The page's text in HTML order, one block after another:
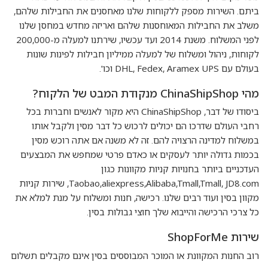
ביתם. השירות מספק ללקוחות שלנו מאחסנים את החבילות שלהם,
משלב את החבילות המאוחסנות שלהם ואריזה מחדש במחסן שלנו
לפני המשלוח. משנת 2014 ועד עכשיו, שירתנו למעלה מ-200,000
לקוחות, ניהול ומשלוח של למעלה ממיליון חבילות לפינות שונות
בעולם עם DHL, Fedex, Aramex UPS וכו'.
מהי ChinaShipShop מנקודת המבט של הלקוח?
ביסודו של דבר, ChinaShipShop היא מקור לאנשים וחברות בכל
רחבי העולם שדרכו הם יכולים לרכוש כל דבר מסין ולקבל אותו
במשלוח למדינה הרצויה להם. זה לא משנה אם אתה רוכש מסין
בכמות גדולה יותר לעסקים או כאדם פרטי שמחפש את המבצעים
העדכניים ביותר בחנויות קניות מקוונות כגון
Taobao,aliexpress,Alibaba,Tmall,Tmall, JD8.com, שירות קניות
מקוון בסין ועוד רבים שלנו. רכישה, חנות ומשלוח על מנת למלא את
כל צרכי הרכישה והייבוא שלך חוצי גבולות בסין.
שירות ShopForMe
רוב החנות המקוונת או המוכר המבוססים בסין אינם מקבלים תשלום